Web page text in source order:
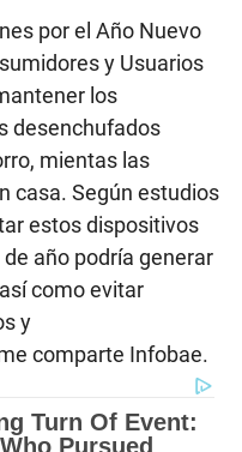
por el Año Nuevo
y Usuarios
los
desenchufados
mientas las
casa. Según estudios
estos dispositivos
año podría generar
como evitar
y
comparte Infobae.